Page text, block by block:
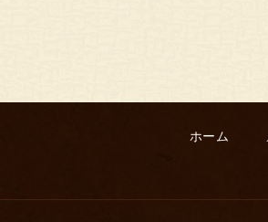
ホーム